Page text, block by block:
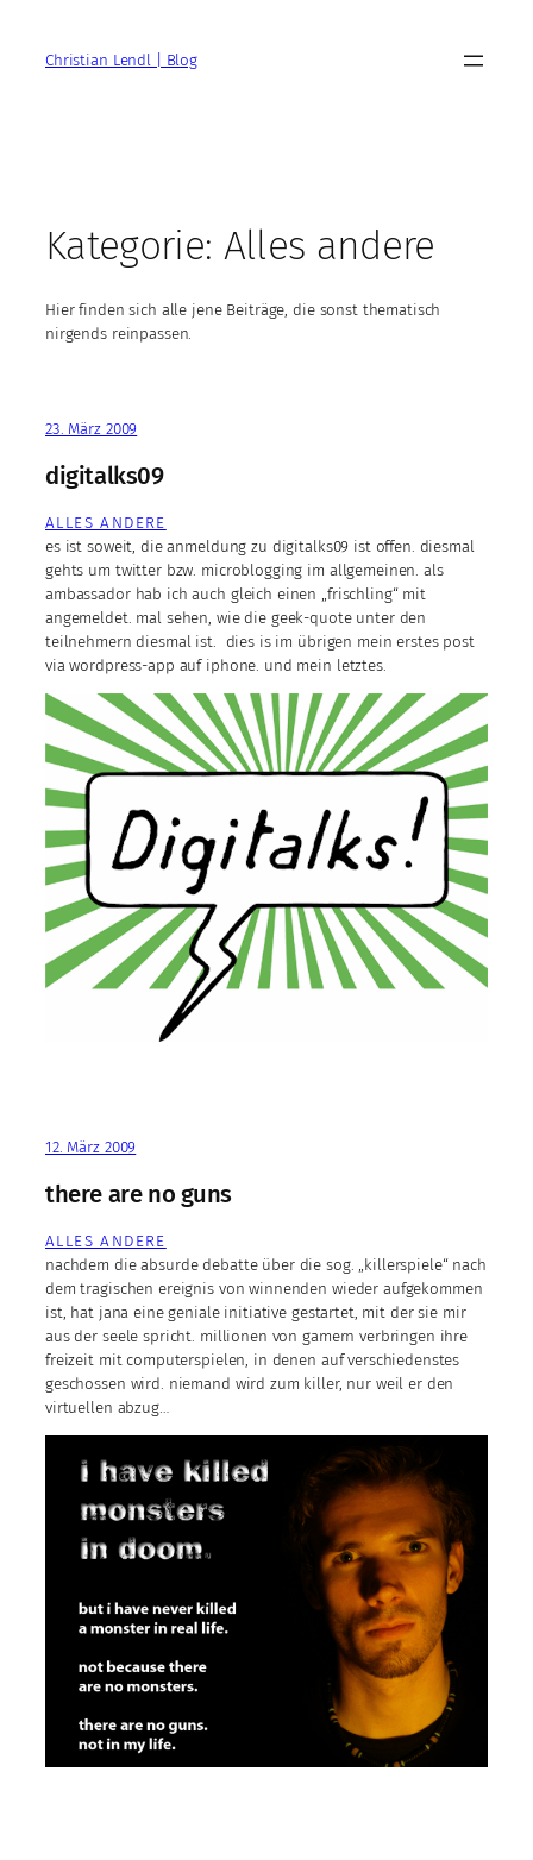
springenChristian Lendl | Blog
Kategorie: Alles andere
Hier finden sich alle jene Beiträge, die sonst thematisch
nirgends reinpassen.
23. März 2009
digitalks09
ALLES ANDERE
es ist soweit, die anmeldung zu digitalks09 ist offen. diesmal
gehts um twitter bzw. microblogging im allgemeinen. als
ambassador hab ich auch gleich einen „frischling“ mit
angemeldet. mal sehen, wie die geek-quote unter den
teilnehmern diesmal ist. dies is im übrigen mein erstes post
via wordpress-app auf iphone. und mein letztes.
12. März 2009
there are no guns
ALLES ANDERE
nachdem die absurde debatte über die sog. „killerspiele“ nach
dem tragischen ereignis von winnenden wieder aufgekommen
ist, hat jana eine geniale initiative gestartet, mit der sie mir
aus der seele spricht. millionen von gamern verbringen ihre
freizeit mit computerspielen, in denen auf verschiedenstes
geschossen wird. niemand wird zum killer, nur weil er den
virtuellen abzug…